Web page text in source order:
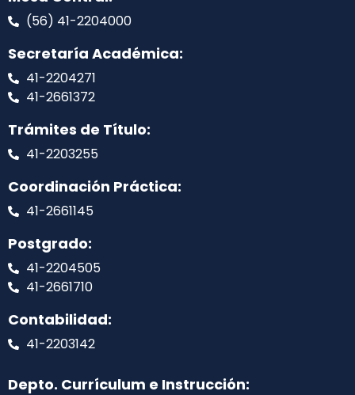
(56) 41-2204000
Secretaría Académica:
41-2204271
41-2661372
Trámites de Título:
41-2203255
Coordinación Práctica:
41-2661145
Postgrado:
41-2204505
41-2661710
Contabilidad:
41-2203142
Depto. Currículum e Instrucción: